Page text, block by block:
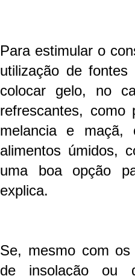
Para estimular o
utilização de
colocar gelo, no
refrescantes, como
melancia e maçã,
alimentos úmidos,
uma boa opção
explica.
Se, mesmo com
de insolação ou